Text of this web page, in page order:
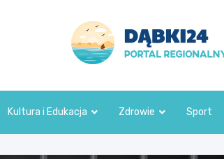
dabki24.pl
Kultura i Edukacja Zdrowie Sport